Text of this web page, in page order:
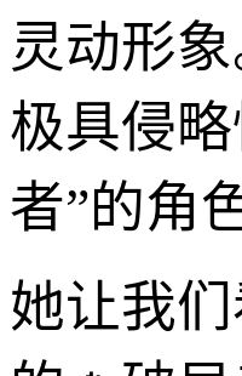
灵动形
极具侵
者”的角
她让我